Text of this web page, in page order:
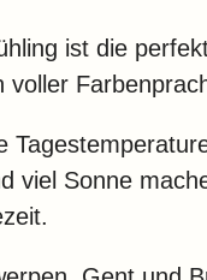
ist die
voller
viel Sonne